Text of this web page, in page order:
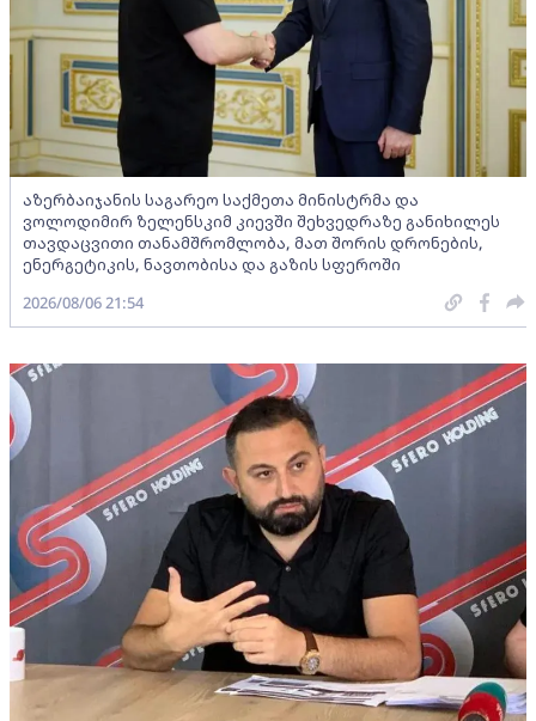
აზერბაიჯანის საგარეო საქმეთა მინისტრმა და
ვოლოდიმირ ზელენსკიმ კიევში შეხვედრაზე განიხილეს
თავდაცვითი თანამშრომლობა, მათ შორის დრონების,
ენერგეტიკის, ნავთობისა და გაზის სფეროში
2026/08/06 21:54